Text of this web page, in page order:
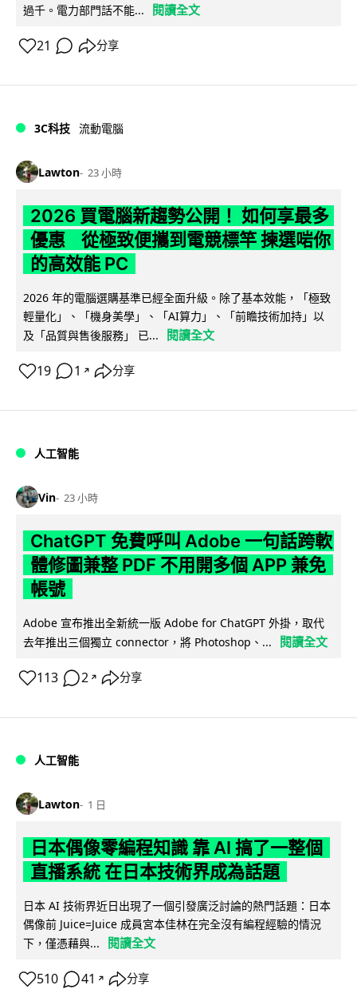
過千。電力部門話不能...
閱讀全文
21 分享
3C科技 流動電腦
Lawton 23 小時
2026 買電腦新趨勢公開！ 如何享最多
優惠 從極致便攜到電競標竿 揀選啱你
的高效能 PC
2026 年的電腦選購基準已經全面升級。除了基本效能，「極致
輕量化」、「機身美學」、「AI算力」、「前瞻技術加持」以
及「品質與售後服務」 已...
閱讀全文
19 1 ↗ 分享
人工智能
Vin 23 小時
ChatGPT 免費呼叫 Adobe 一句話跨軟
體修圖兼整 PDF 不用開多個 APP 兼免
帳號
Adobe 宣布推出全新統一版 Adobe for ChatGPT 外掛，取代
去年推出三個獨立 connector，將 Photoshop、...
閱讀全文
113 2 ↗ 分享
人工智能
Lawton 1 日
日本偶像零編程知識 靠 AI 搞了一整個
直播系統 在日本技術界成為話題
日本 AI 技術界近日出現了一個引發廣泛討論的熱門話題：日本
偶像前 Juice=Juice 成員宮本佳林在完全沒有編程經驗的情況
下，僅憑藉與...
閱讀全文
510 41 ↗ 分享